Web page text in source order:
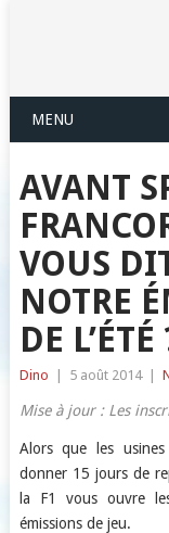
MENU
AVANT
VOUS
NOTRE
DE L’ÉTÉ
Dino 5 août 2014
Mise à jour : Les
Alors que les
donner 15 jours de
la F1 vous ouvre
émissions de jeu.